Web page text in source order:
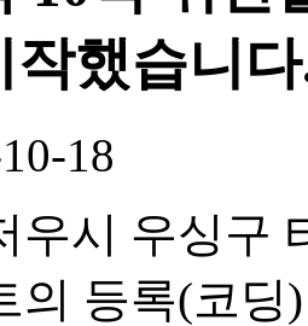
작했습니
18
우시 우싱구
의 등록(코